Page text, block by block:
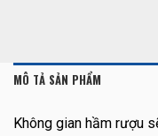
MÔ TẢ SẢN PHẨM
Không gian hầm rượu